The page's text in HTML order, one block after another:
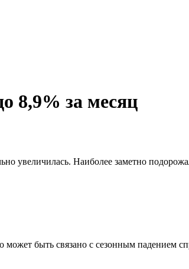
8,9% за месяц
увеличилась. Наиболее заметно
может быть связано с сезонным падением